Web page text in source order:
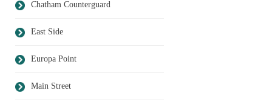
Chatham Counterguard
East Side
Europa Point
Main Street